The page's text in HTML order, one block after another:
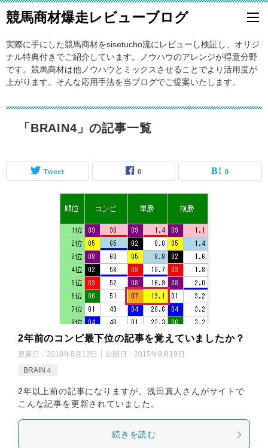
競馬商材爆走レビューブログ
実際に手にした競馬商材をsisetucho流にレビューし検証し、オリジ
ナル特典付きでご紹介しています。ノウハウのアレンジが得意分野
です。競馬商材は他ノウハウとミックスさせることでより活用度が
上がります。そんな応用手法を当ブログでご提案いたします。
「BRAIN4」の記事一覧
Tweet 0 0
2年前のコンピ最下位の記事を覚えていましたか？
更新日： 2018年8月12日 公開日： 2015年9月19日
BRAIN４
2年以上前の記事になりますが、浅田真人さんがサイトで
こんな記事を更新されていました。
続きを読む